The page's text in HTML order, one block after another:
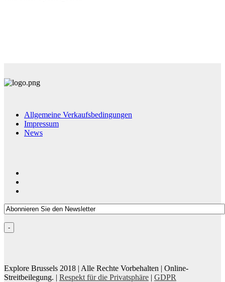
Allgemeine Verkaufsbedingungen
Impressum
News
Explore Brussels 2018 | Alle Rechte Vorbehalten | Online-
Streitbeilegung. | Respekt für die Privatsphäre | GDPR